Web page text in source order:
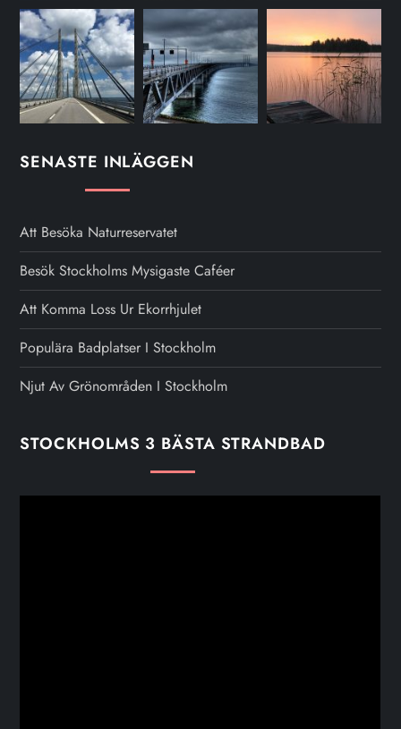
SENASTE INLÄGGEN
Att Besöka Naturreservatet
Besök Stockholms Mysigaste Caféer
Att Komma Loss Ur Ekorrhjulet
Populära Badplatser I Stockholm
Njut Av Grönområden I Stockholm
STOCKHOLMS 3 BÄSTA STRANDBAD